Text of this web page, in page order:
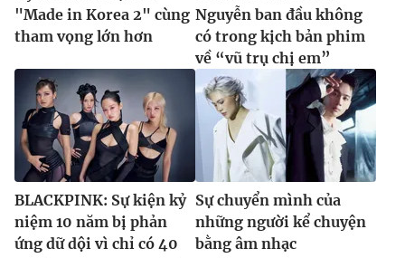
"Made in Korea 2" cùng
tham vọng lớn hơn
Nguyễn ban đầu không
có trong kịch bản phim
về “vũ trụ chị em”
BLACKPINK: Sự kiện kỷ
niệm 10 năm bị phản
ứng dữ dội vì chỉ có 40
Sự chuyển mình của
những người kể chuyện
bằng âm nhạc